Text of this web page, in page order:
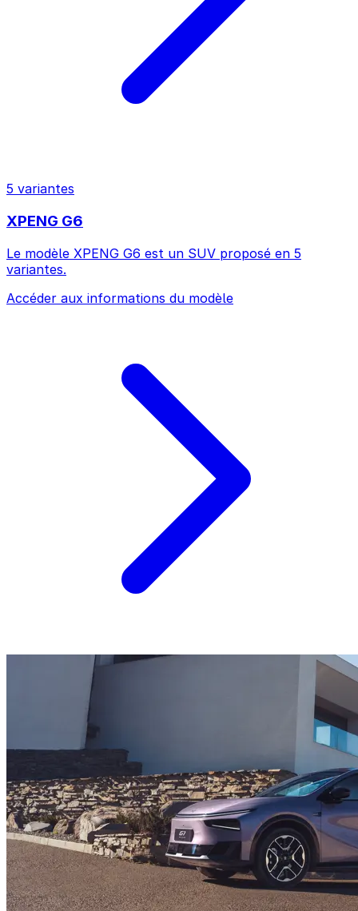
5 variantes
XPENG G6
Le modèle XPENG G6 est un SUV proposé en 5
variantes.
Accéder aux informations du modèle